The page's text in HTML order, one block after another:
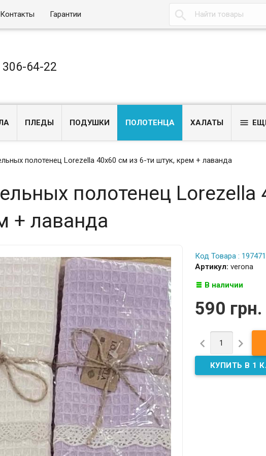
Контакты Гарантии 
64-22
ПЛЕДЫ ПОДУШКИ ПОЛОТЕНЦА ХАЛАТЫ 
полотенец Lorezella 40х60 см из 6-ти штук, крем + лаванда
полотенец Lorezella
+ лаванда
Код Товара : 197471
Артикул: verona
В наличии
590 грн.
 